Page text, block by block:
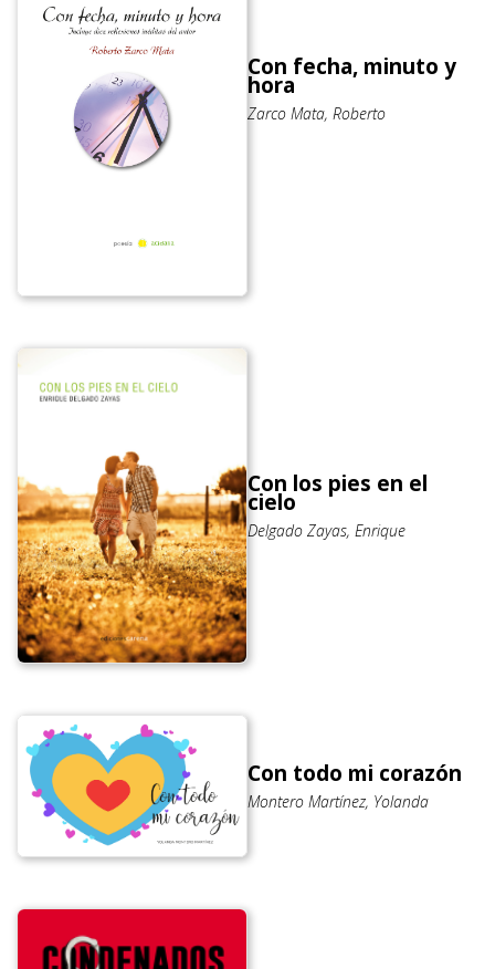
Con fecha, minuto y
hora
Zarco Mata, Roberto
Con los pies en el
cielo
Delgado Zayas, Enrique
Con todo mi corazón
Montero Martínez, Yolanda